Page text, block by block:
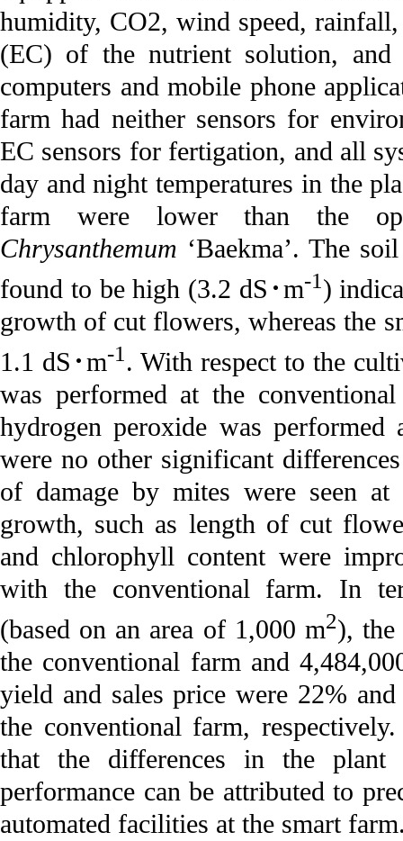
humidity, CO2, wind speed,
(EC) of the nutrient solution,
computers and mobile phone
farm had neither sensors for
EC sensors for fertigation, and all
day and night temperatures in the
farm were lower than the
Chrysanthemum ‘Baekma’. The
found to be high (3.2 dS･m-1 )
growth of cut flowers, whereas the
1.1 dS･m-1 . With respect to the
was performed at the
hydrogen peroxide was
were no other significant
of damage by mites were seen
growth, such as length of cut
and chlorophyll content were
with the conventional farm. In
(based on an area of 1,000 m2), the
the conventional farm and
yield and sales price were 22%
the conventional farm,
that the differences in the plant
performance can be attributed to
automated facilities at the smart